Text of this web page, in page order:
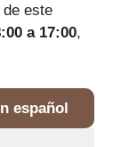
este
a 17:00,
español